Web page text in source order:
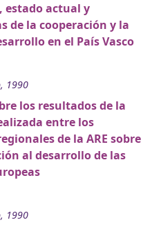
estado actual y
de la cooperación y la
en el País Vasco
1990
los resultados de la
entre los
de la ARE sobre
al desarrollo de las
1990